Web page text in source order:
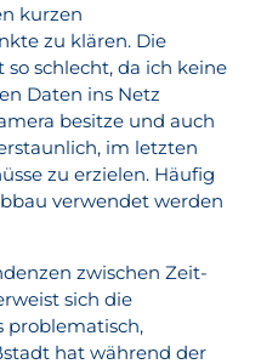
kurzen
zu klären. Die
schlecht, da ich keine
Daten ins Netz
besitze und auch
im letzten
zu erzielen. Häufig
verwendet werden
zwischen Zeit-
sich die
problematisch,
hat während der